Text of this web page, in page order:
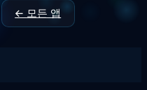
← 모든 앱